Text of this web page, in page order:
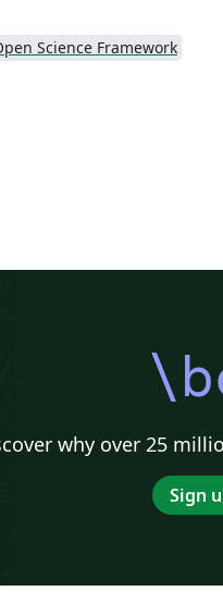
Science Framework
why over 25
Sign